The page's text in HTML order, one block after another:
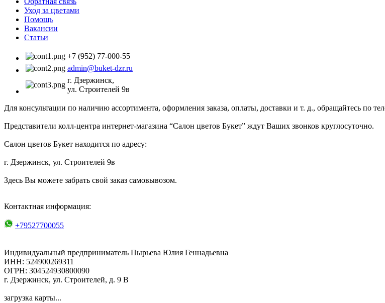
Уход за цветами
Помощь
Вакансии
Статьи
+7 (952) 77-000-55
admin@buket-dzr.ru
г. Дзержинск,
ул. Строителей 9в
Для консультации по наличию ассортимента, оформления заказа, оплаты, доставки и т. д., обращайтесь по
Представители колл-центра интернет-магазина “Салон цветов Букет” ждут Ваших звонков круглосуточно.
Салон цветов Букет находится по адресу:
г. Дзержинск, ул. Строителей 9в
Здесь Вы можете забрать свой заказ самовывозом.
Контактная информация:
+79527700055
Индивидуальный предприниматель Пырьева Юлия Геннадьевна
ИНН: 524900269311
ОГРН: 304524930800090
г. Дзержинск, ул. Строителей, д. 9 В
загрузка карты...